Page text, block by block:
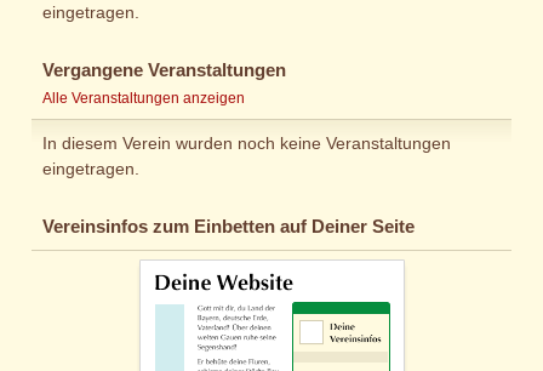
eingetragen.
Vergangene Veranstaltungen
Alle Veranstaltungen anzeigen
In diesem Verein wurden noch keine Veranstaltungen
eingetragen.
Vereinsinfos zum Einbetten auf Deiner Seite